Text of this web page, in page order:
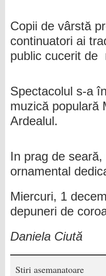
Copii de vârstă
continuatori ai
public cucerit de
Spectacolul s-a
muzică populară
Ardealul.
In prag de
ornamental
Miercuri, 1
depuneri de
Daniela Ciută
Stiri asemanatoare